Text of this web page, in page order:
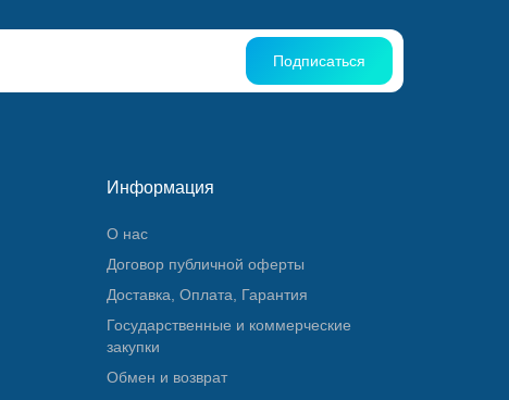
Подписаться
Информация
О нас
Договор публичной оферты
Доставка, Оплата, Гарантия
Государственные и коммерческие
закупки
Обмен и возврат